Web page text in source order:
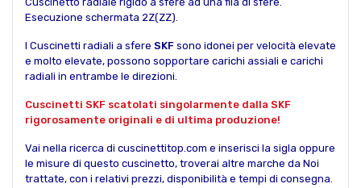
Esecuzione schermata 2Z(ZZ).
I Cuscinetti radiali a sfere SKF sono idonei per velocità elevate
e molto elevate, possono sopportare carichi assiali e carichi
radiali in entrambe le direzioni.
Cuscinetti SKF scatolati singolarmente dalla SKF
rigorosamente originali e di ultima produzione!
Vai nella ricerca di cuscinettitop.com e inserisci la sigla oppure
le misure di questo cuscinetto, troverai altre marche da Noi
trattate, con i relativi prezzi, disponibilità e tempi di consegna.